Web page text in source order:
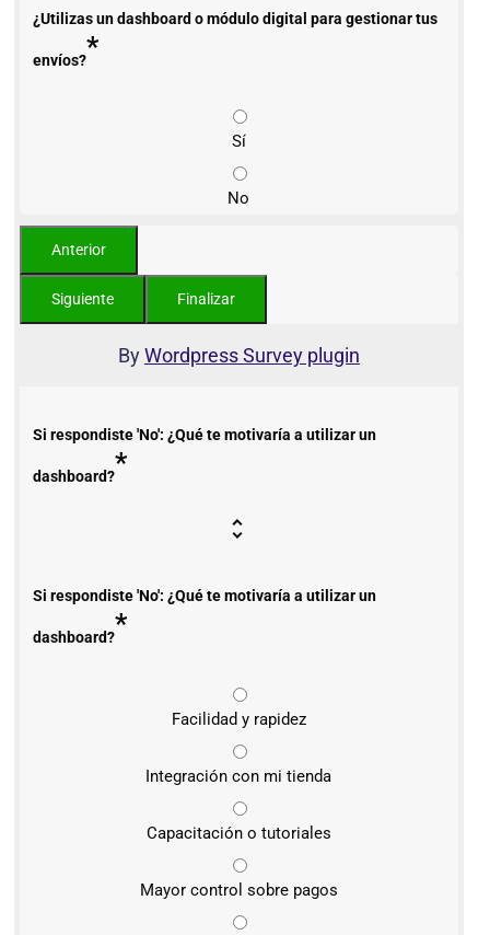
¿Utilizas un dashboard o módulo digital para gestionar tus
envíos?*
Sí
No
ByWordpress Survey plugin
Si respondiste 'No': ¿Qué te motivaría a utilizar un
dashboard?*
Si respondiste 'No': ¿Qué te motivaría a utilizar un
dashboard?*
Facilidad y rapidez
Integración con mi tienda
Capacitación o tutoriales
Mayor control sobre pagos